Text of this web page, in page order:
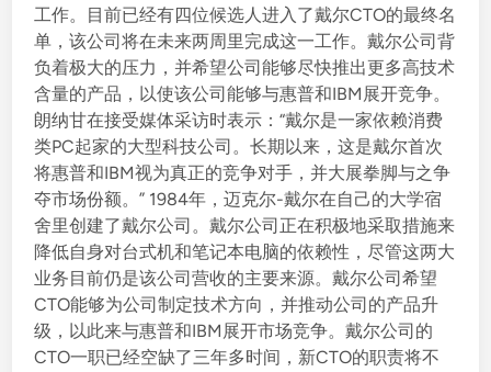
工作。目前已经有四位候选人进入了戴尔CTO的最终名
单，该公司将在未来两周里完成这一工作。戴尔公司背
负着极大的压力，并希望公司能够尽快推出更多高技术
含量的产品，以使该公司能够与惠普和IBM展开竞争。
朗纳甘在接受媒体采访时表示：“戴尔是一家依赖消费
类PC起家的大型科技公司。长期以来，这是戴尔首次
将惠普和IBM视为真正的竞争对手，并大展拳脚与之争
夺市场份额。” 1984年，迈克尔-戴尔在自己的大学宿
舍里创建了戴尔公司。戴尔公司正在积极地采取措施来
降低自身对台式机和笔记本电脑的依赖性，尽管这两大
业务目前仍是该公司营收的主要来源。戴尔公司希望
CTO能够为公司制定技术方向，并推动公司的产品升
级，以此来与惠普和IBM展开市场竞争。戴尔公司的
CTO一职已经空缺了三年多时间，新CTO的职责将不